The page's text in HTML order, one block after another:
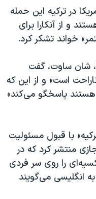
در ترکیه این حمله
و از آنکارا برای
خواند تشکر کرد.
شان ساوت، گفت
است» و از این که
پاسخگو می‌کند»
با قبول مسئولیت
منتشر کرد که در
را روی سر فردی
انگلیسی می‌گویند